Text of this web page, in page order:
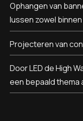
Ophangen van
lussen zowel
Projecteren van
Door LED de High
een bepaald thema